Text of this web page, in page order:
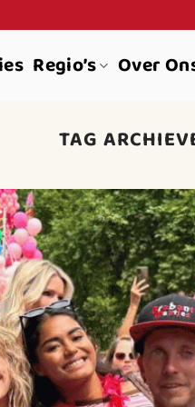
Regio’s Over
TAG